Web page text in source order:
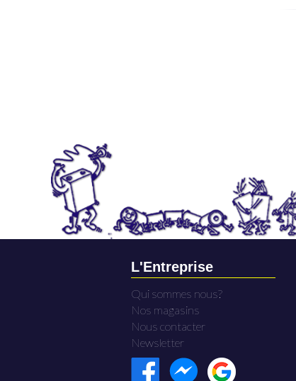
L'Entreprise
Qui sommes nous?
Nos magasins
Nous contacter
Newsletter